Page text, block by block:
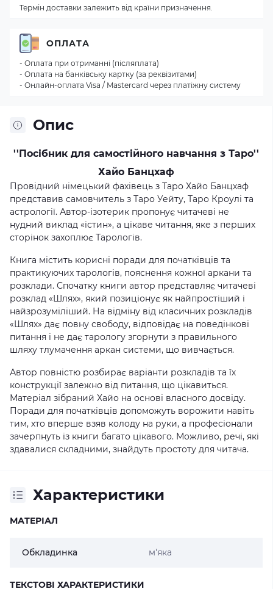
Опис
''Посібник для самостійного навчання з Таро''
Хайо Банцхаф
Провідний німецький фахівець з Таро Хайо Банцхаф
представив самовчитель з Таро Уейту, Таро Кроулі та
астрології. Автор-ізотерик пропонує читачеві не
нудний виклад «істин», а цікаве читання, яке з перших
сторінок захоплює Тарологів.
Книга містить корисні поради для початківців та
практикуючих тарологів, пояснення кожної аркани та
розклади. Спочатку книги автор представляє читачеві
розклад «Шлях», який позиціонує як найпростіший і
найзрозуміліший. На відміну від класичних розкладів
«Шлях» дає повну свободу, відповідає на поведінкові
питання і не дає тарологу згорнути з правильного
шляху тлумачення аркан системи, що вивчається.
Автор повністю розбирає варіанти розкладів та їх
конструкції залежно від питання, що цікавиться.
Матеріал зібраний Хайо на основі власного досвіду.
Поради для початківців допоможуть ворожити навіть
тим, хто вперше взяв колоду на руки, а професіонали
зачерпнуть із книги багато цікавого. Можливо, речі, які
здавалися складними, знайдуть простоту для читача.
Характеристики
МАТЕРІАЛ
Обкладинка м'яка
ТЕКСТОВІ ХАРАКТЕРИСТИКИ
Термін доставки залежить від країни призначення.
ОПЛАТА
- Оплата при отриманні (післяплата)
- Оплата на банківську картку (за реквізитами)
- Онлайн-оплата Visa / Mastercard через платіжну систему